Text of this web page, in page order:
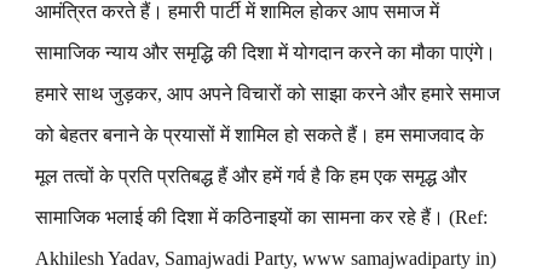
आमंत्रित करते हैं। हमारी पार्टी में शामिल होकर आप समाज में
सामाजिक न्याय और समृद्धि की दिशा में योगदान करने का मौका पाएंगे।
हमारे साथ जुड़कर, आप अपने विचारों को साझा करने और हमारे समाज
को बेहतर बनाने के प्रयासों में शामिल हो सकते हैं। हम समाजवाद के
मूल तत्वों के प्रति प्रतिबद्ध हैं और हमें गर्व है कि हम एक समृद्ध और
सामाजिक भलाई की दिशा में कठिनाइयों का सामना कर रहे हैं। (Ref:
Akhilesh Yadav, Samajwadi Party, www samajwadiparty in)